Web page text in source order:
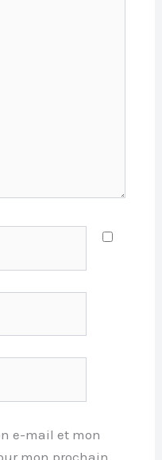
e-mail et mon
mon prochain